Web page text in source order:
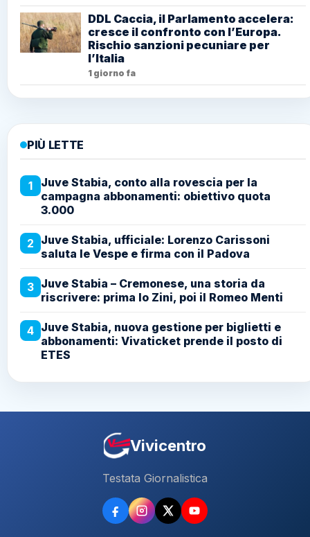
DDL Caccia, il Parlamento accelera:
cresce il confronto con l’Europa.
Rischio sanzioni pecuniare per
l’Italia
1 giorno fa
PIÙ LETTE
1
Juve Stabia, conto alla rovescia per la
campagna abbonamenti: obiettivo quota
3.000
2 Juve Stabia, ufficiale: Lorenzo Carissoni
saluta le Vespe e firma con il Padova
3 Juve Stabia – Cremonese, una storia da
riscrivere: prima lo Zini, poi il Romeo Menti
4 Juve Stabia, nuova gestione per biglietti e
abbonamenti: Vivaticket prende il posto di
ETES
Vivicentro
Testata Giornalistica